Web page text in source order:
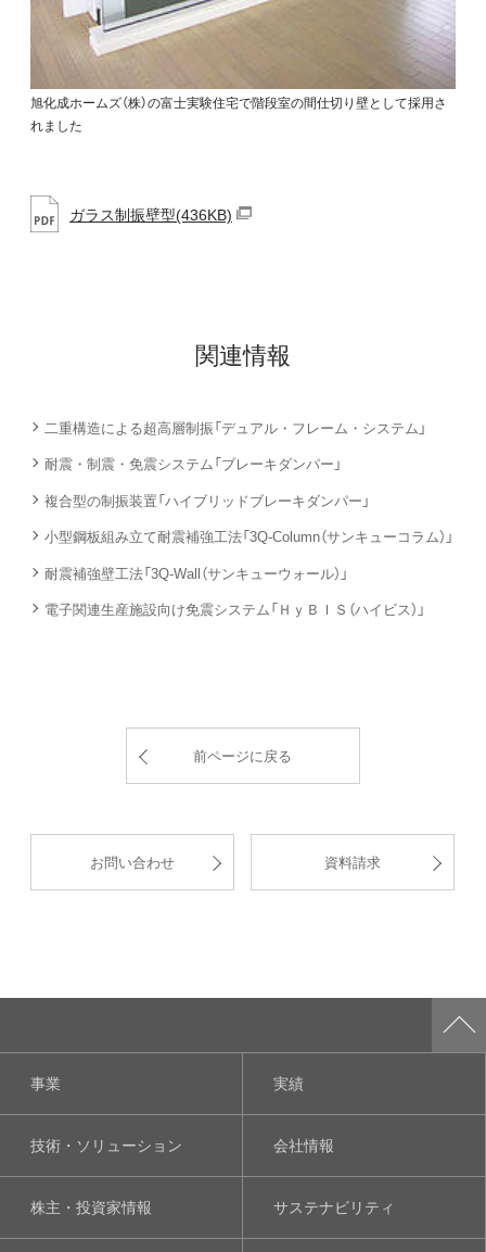
旭化成ホームズ（株）の富士実験住宅で階段室の間仕切り壁として採用さ
れました
ガラス制振壁型(436KB)
関連情報
二重構造による超高層制振「デュアル・フレーム・システム」
耐震・制震・免震システム「ブレーキダンパー」
複合型の制振装置「ハイブリッドブレーキダンパー」
小型鋼板組み立て耐震補強工法「3Q-Column（サンキューコラム）」
耐震補強壁工法「3Q-Wall（サンキューウォール）」
電子関連生産施設向け免震システム「ＨｙＢＩＳ（ハイビス）」
前ページに戻る
お問い合わせ 資料請求
事業 実績
技術・ソリューション 会社情報
株主・投資家情報 サステナビリティ